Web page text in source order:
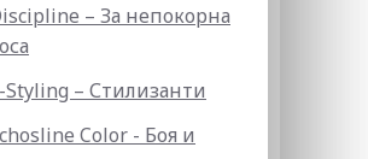
– За непокорна
Styling – Стилизанти
Color - Боя и